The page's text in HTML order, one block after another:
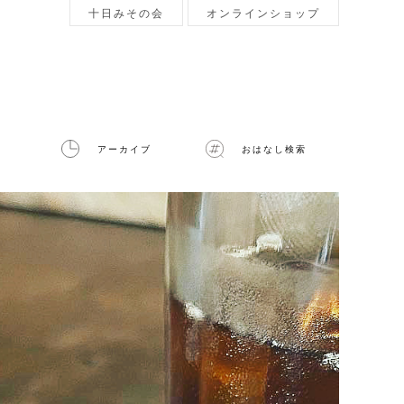
十日みその会 オンラインショップ
アーカイブ おはなし検索